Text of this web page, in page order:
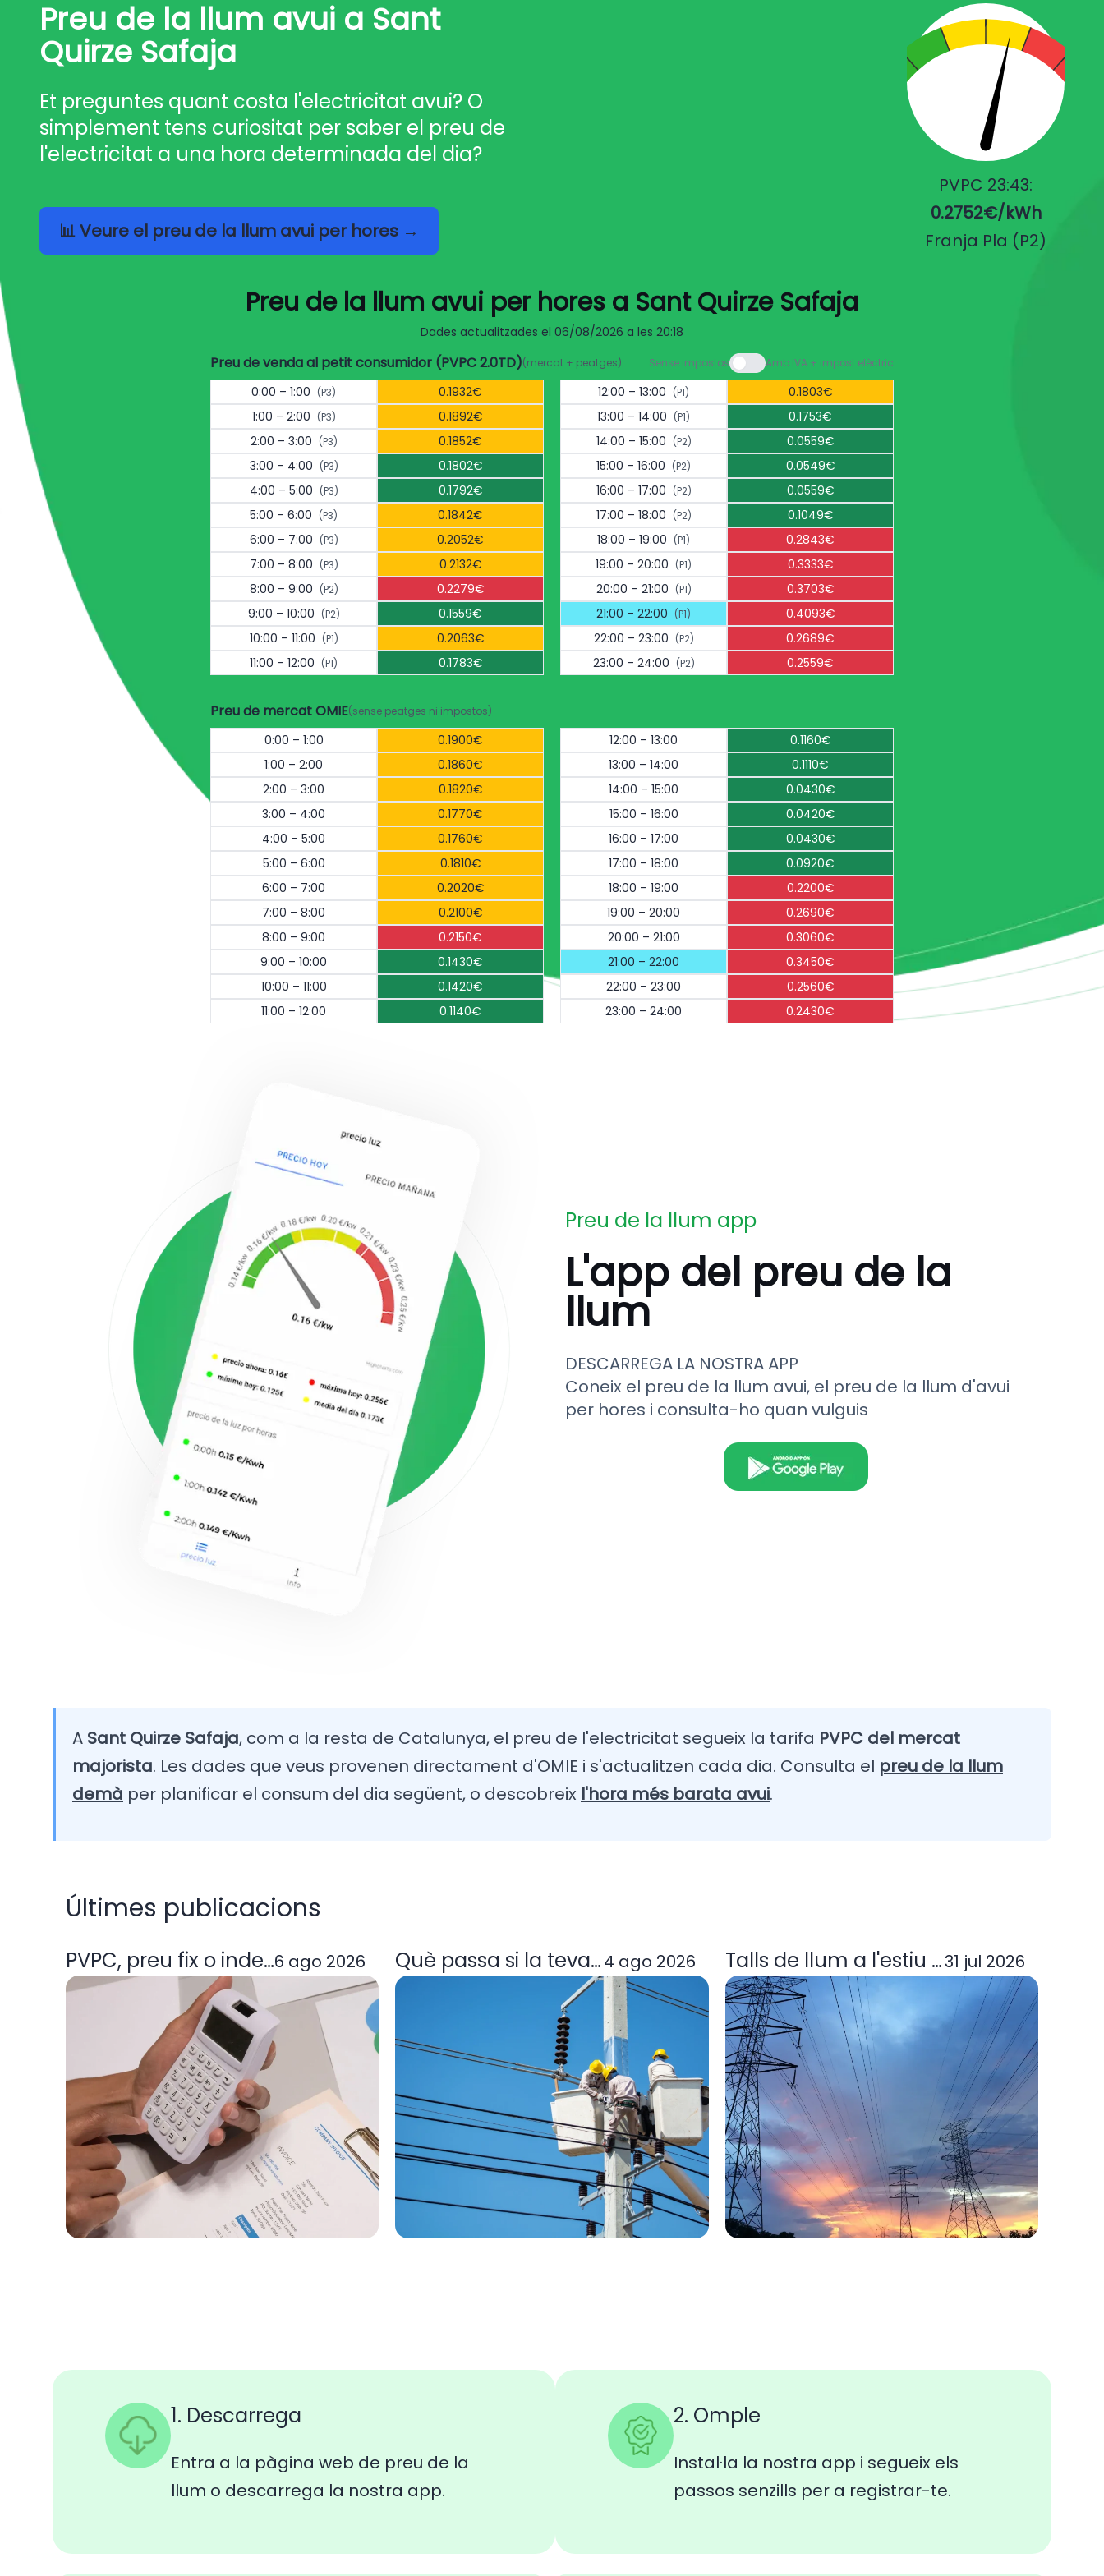
Preu de la llum avui a Sant
Quirze Safaja
Et preguntes quant costa l'electricitat avui? O
simplement tens curiositat per saber el preu de
l'electricitat a una hora determinada del dia?
📊 Veure el preu de la llum avui per hores →
PVPC 23:43:
0.2752€/kWh
Franja Pla (P2)
Preu de la llum avui per hores a Sant Quirze Safaja
Dades actualitzades el 06/08/2026 a les 20:18
Preu de venda al petit consumidor (PVPC 2.0TD)(mercat + peatges) Sense impostos Amb IVA + impost elèctric
0:00 – 1:00 (P3)
0.1932€
1:00 – 2:00 (P3)
0.1892€
2:00 – 3:00 (P3)
0.1852€
3:00 – 4:00 (P3)
0.1802€
4:00 – 5:00 (P3)
0.1792€
5:00 – 6:00 (P3)
0.1842€
6:00 – 7:00 (P3)
0.2052€
7:00 – 8:00 (P3)
0.2132€
8:00 – 9:00 (P2)
0.2279€
9:00 – 10:00 (P2)
0.1559€
10:00 – 11:00 (P1)
0.2063€
11:00 – 12:00 (P1) 0.1783€
12:00 – 13:00 (P1)
0.1803€
13:00 – 14:00 (P1)
0.1753€
14:00 – 15:00 (P2)
0.0559€
15:00 – 16:00 (P2)
0.0549€
16:00 – 17:00 (P2)
0.0559€
17:00 – 18:00 (P2)
0.1049€
18:00 – 19:00 (P1)
0.2843€
19:00 – 20:00 (P1)
0.3333€
20:00 – 21:00 (P1)
0.3703€
21:00 – 22:00 (P1)
0.4093€
22:00 – 23:00 (P2)
0.2689€
23:00 – 24:00 (P2) 0.2559€
Preu de mercat OMIE(sense peatges ni impostos)
0:00 – 1:00
0.1900€
1:00 – 2:00
0.1860€
2:00 – 3:00
0.1820€
3:00 – 4:00
0.1770€
4:00 – 5:00
0.1760€
5:00 – 6:00
0.1810€
6:00 – 7:00
0.2020€
7:00 – 8:00
0.2100€
8:00 – 9:00
0.2150€
9:00 – 10:00
0.1430€
10:00 – 11:00
0.1420€
11:00 – 12:00
0.1140€
12:00 – 13:00
0.1160€
13:00 – 14:00
0.1110€
14:00 – 15:00
0.0430€
15:00 – 16:00
0.0420€
16:00 – 17:00
0.0430€
17:00 – 18:00
0.0920€
18:00 – 19:00
0.2200€
19:00 – 20:00
0.2690€
20:00 – 21:00
0.3060€
21:00 – 22:00
0.3450€
22:00 – 23:00
0.2560€
23:00 – 24:00
0.2430€
Preu de la llum app
L'app del preu de la
llum
DESCARREGA LA NOSTRA APP
Coneix el preu de la llum avui, el preu de la llum d'avui
per hores i consulta-ho quan vulguis
A Sant Quirze Safaja, com a la resta de Catalunya, el preu de l'electricitat segueix la tarifa PVPC del mercat
majorista. Les dades que veus provenen directament d'OMIE i s'actualitzen cada dia. Consulta el preu de la llum
demà per planificar el consum del dia següent, o descobreix l'hora més barata avui.
Últimes publicacions
PVPC, preu fix o indexada: quina tarifa de llum et convé
6 ago 2026 Què passa si la teva comercialitzadora elèctrica deixa d'operar? Guia
4 ago 2026 Talls de llum a l'estiu 2026: per què
31 jul 2026
1. Descarrega
Entra a la pàgina web de preu de la
llum o descarrega la nostra app.
2. Omple
Instal·la la nostra app i segueix els
passos senzills per a registrar-te.